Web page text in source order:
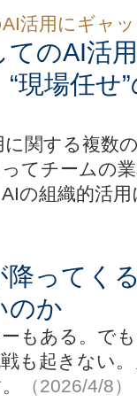
活用にギャ
てのAI活
場任せ
関する複数
てチームの
の組織的活
降ってく
のか
もある。で
も起きない
（2026/4/8）